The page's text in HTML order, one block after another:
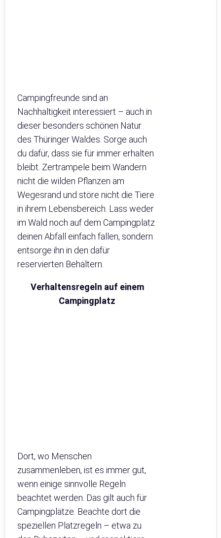
Campingfreunde sind an
Nachhaltigkeit interessiert – auch in
dieser besonders schönen Natur
des Thüringer Waldes. Sorge auch
du dafür, dass sie für immer erhalten
bleibt. Zertrampele beim Wandern
nicht die wilden Pflanzen am
Wegesrand und störe nicht die Tiere
in ihrem Lebensbereich. Lass weder
im Wald noch auf dem Campingplatz
deinen Abfall einfach fallen, sondern
entsorge ihn in den dafür
reservierten Behältern.
Verhaltensregeln auf einem
Campingplatz
Dort, wo Menschen
zusammenleben, ist es immer gut,
wenn einige sinnvolle Regeln
beachtet werden. Das gilt auch für
Campingplätze. Beachte dort die
speziellen Platzregeln – etwa zu